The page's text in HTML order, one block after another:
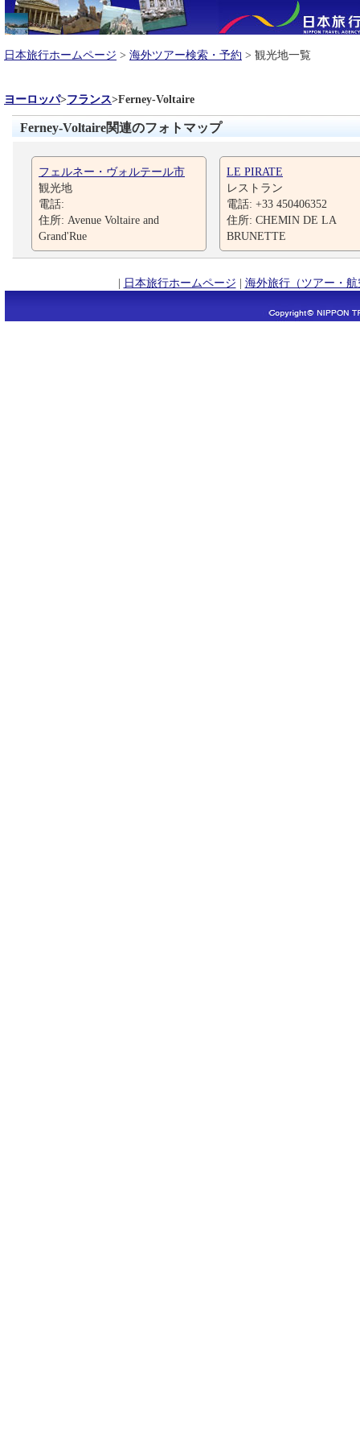
日本旅行ホームページ > 海外ツアー検索・予約 > 観光地一覧
ヨーロッパ>フランス>Ferney-Voltaire
Ferney-Voltaire関連のフォトマップ
フェルネー・ヴォルテール市
観光地
電話:
住所: Avenue Voltaire and
Grand'Rue
LE PIRATE
レストラン
電話: +33 450406352
住所: CHEMIN DE LA
BRUNETTE
| 日本旅行ホームページ | 海外旅行（ツアー・航